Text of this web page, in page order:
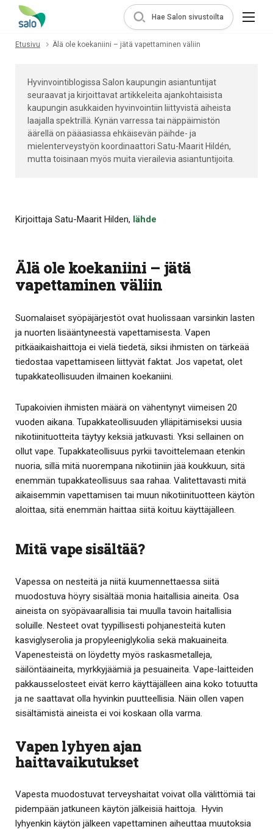
Hae Salon sivustoilta
Etusivu Älä ole koekaniini – jätä vapettaminen väliin
Hyvinvointiblogissa Salon kaupungin asiantuntijat
seuraavat ja kirjoittavat artikkeleita ajankohtaisista
kaupungin asukkaiden hyvinvointiin liittyvistä aiheista
laajalla spektrillä. Kynän varressa tai näppäimistön
äärellä on pääasiassa ehkäisevän päihde- ja
mielenterveystyön koordinaattori Satu-Maarit Hildén,
mutta toisinaan myös muita vierailevia asiantuntijoita.
Kirjoittaja Satu-Maarit Hilden, lähde
Älä ole koekaniini – jätä
vapettaminen väliin
Suomalaiset syöpäjärjestöt ovat huolissaan varsinkin lasten
ja nuorten lisääntyneestä vapettamisesta. Vapen
pitkäaikaishaittoja ei vielä tiedetä, siksi ihmisten on tärkeää
tiedostaa vapettamiseen liittyvät faktat. Jos vapetat, olet
tupakkateollisuuden ilmainen koekaniini.
Tupakoivien ihmisten määrä on vähentynyt viimeisen 20
vuoden aikana. Tupakkateollisuuden ylläpitämiseksi uusia
nikotiinituotteita täytyy keksiä jatkuvasti. Yksi sellainen on
ollut vape. Tupakkateollisuus pyrkii tavoittelemaan etenkin
nuoria, sillä mitä nuorempana nikotiiniin jää koukkuun, sitä
enemmän tupakkateollisuus saa rahaa. Valitettavasti mitä
aikaisemmin vapettamisen tai muun nikotiinituotteen käytön
aloittaa, sitä enemmän haittaa siitä koituu käyttäjälleen.
Mitä vape sisältää?
Vapessa on nesteitä ja niitä kuumennettaessa siitä
muodostuva höyry sisältää monia haitallisia aineita. Osa
aineista on syöpävaarallisia tai muulla tavoin haitallisia
soluille. Nesteet ovat tyypillisesti pohjanesteitä kuten
kasviglyserolia ja propyleeniglykolia sekä makuaineita.
Vapenesteistä on löydetty myös raskasmetalleja,
säilöntäaineita, myrkkyjäämiä ja pesuaineita. Vape-laitteiden
pakkausselosteet eivät kerro käyttäjälleen aina koko totuutta
ja ne saattavat olla hyvinkin puutteellisia. Näin ollen vapen
sisältämistä aineista ei voi koskaan olla varma.
Vapen lyhyen ajan
haittavaikutukset
Vapesta muodostuvat terveyshaitat voivat olla välittömiä tai
pidempään jatkuneen käytön jälkeisiä haittoja. Hyvin
lyhyenkin käytön jälkeen vapettaminen aiheuttaa muutoksia